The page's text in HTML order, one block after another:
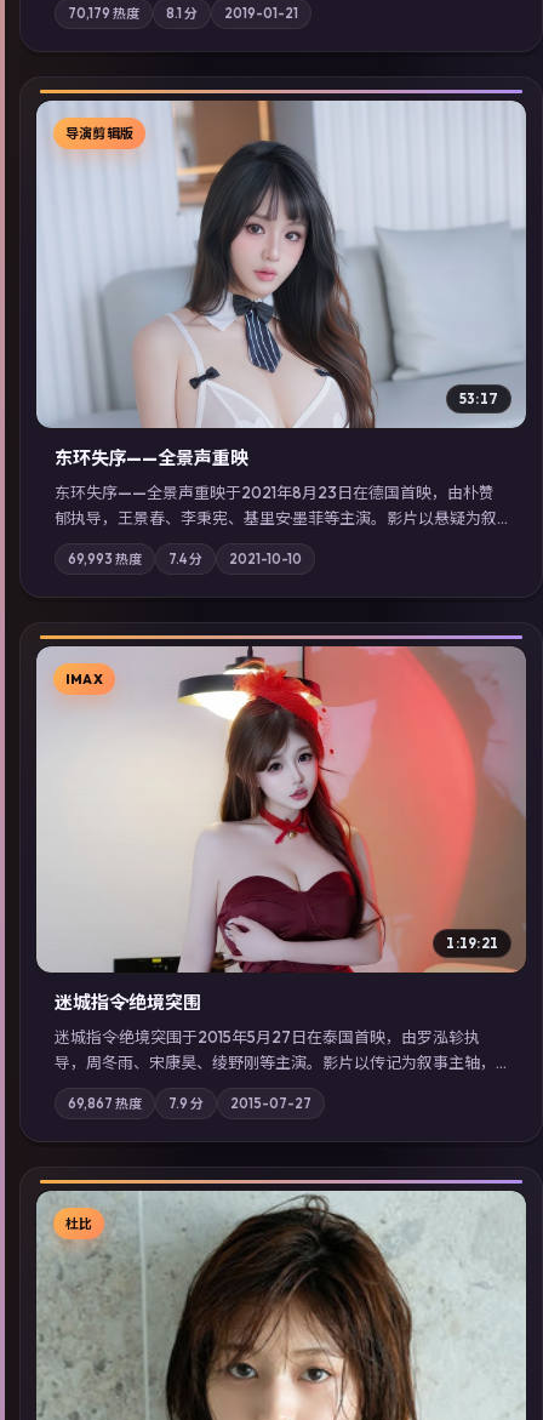
站内亦可通过「国产免费观看高清电视剧在线看」延展检索同类
型高分佳作，畅享高清在线追剧体验。
70,179 热度 8.1 分 2019-01-21
▶
导演剪辑版
53:17
东环失序——全景声重映
东环失序——全景声重映于2021年8月23日在德国首映，由朴赞
郁执导，王景春、李秉宪、基里安·墨菲等主演。影片以悬疑为叙
事主轴，科技与人性的边界在实验事故后逐渐模糊；摄影与配乐
强化地域气质；站内亦可通过「国产免费观看高清电视剧在线
看」延展检索同类型高分佳作，畅享高清在线追剧体验。
69,993 热度 7.4分 2021-10-10
▶
IMAX
1:19:21
迷城指令·绝境突围
迷城指令·绝境突围于2015年5月27日在泰国首映，由罗泓轸执
导，周冬雨、宋康昊、绫野刚等主演。影片以传记为叙事主轴，
记忆碎片重组后，主角发现自己从未活过“真实”的一天；摄影与
配乐强化地域气质；站内亦可通过「国产免费观看高清电视剧在
线看」延展检索同类型高分佳作，畅享高清在线追剧体验。
69,867 热度 7.9 分 2015-07-27
杜比